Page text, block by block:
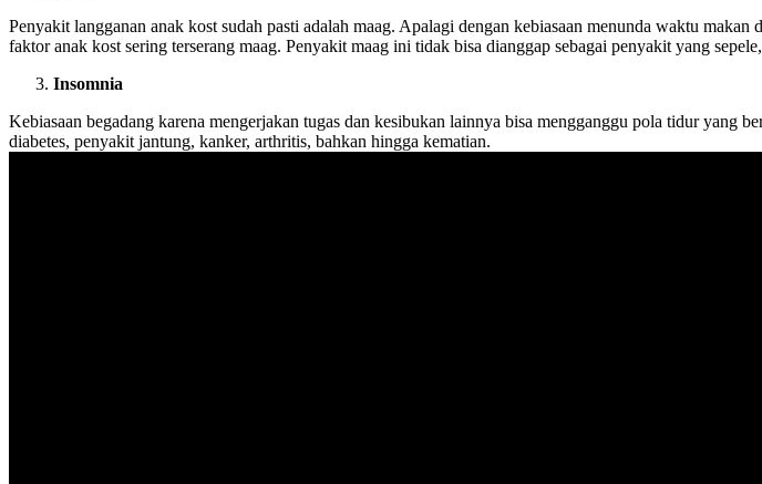
Penyakit langganan anak kost sudah pasti adalah maag. Apalagi dengan kebiasaan menunda waktu
faktor anak kost sering terserang maag. Penyakit maag ini tidak bisa dianggap sebagai penyakit yang
Insomnia
Kebiasaan begadang karena mengerjakan tugas dan kesibukan lainnya bisa mengganggu pola tidur yang
diabetes, penyakit jantung, kanker, arthritis, bahkan hingga kematian.